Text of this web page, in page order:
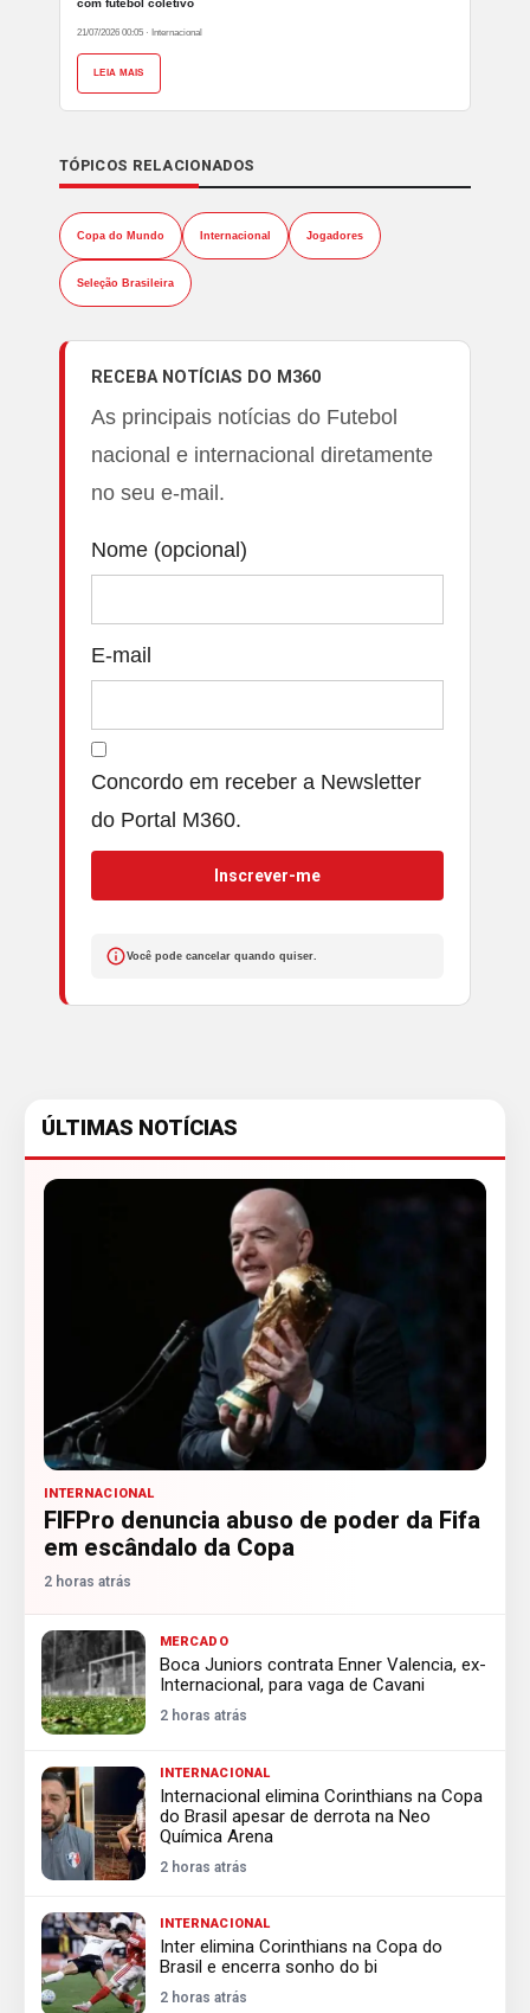
com futebol coletivo
21/07/2026 00:05 · Internacional
LEIA MAIS
TÓPICOS RELACIONADOS
Copa do Mundo Internacional Jogadores
Seleção Brasileira
RECEBA NOTÍCIAS DO M360
As principais notícias do Futebol
nacional e internacional diretamente
no seu e-mail.
Nome (opcional)
E-mail
Concordo em receber a Newsletter
do Portal M360.
Inscrever-me
Você pode cancelar quando quiser.
ÚLTIMAS NOTÍCIAS
INTERNACIONAL
FIFPro denuncia abuso de poder da Fifa
em escândalo da Copa
2 horas atrás
MERCADO
Boca Juniors contrata Enner Valencia, ex-
Internacional, para vaga de Cavani
2 horas atrás
INTERNACIONAL
Internacional elimina Corinthians na Copa
do Brasil apesar de derrota na Neo
Química Arena
2 horas atrás
INTERNACIONAL
Inter elimina Corinthians na Copa do
Brasil e encerra sonho do bi
2 horas atrás